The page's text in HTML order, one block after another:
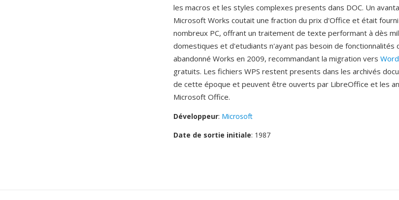
les macros et les styles complexes presents dans DOC. Un
Microsoft Works coutait une fraction du prix d'Office et était
nombreux PC, offrant un traitement de texte performant à dès
domestiques et d'etudiants n'ayant pas besoin de fonctionnalités
abandonné Works en 2009, recommandant la migration vers Word
gratuits. Les fichiers WPS restent presents dans les archivés
de cette époque et peuvent être ouverts par LibreOffice et les
Microsoft Office.
Développeur: Microsoft
Date de sortie initiale: 1987